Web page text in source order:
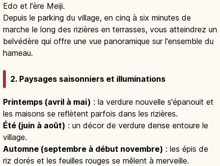
Edo et l'ère Meiji.
Depuis le parking du village, en cinq à six minutes de
marche le long des rizières en terrasses, vous atteindrez un
belvédère qui offre une vue panoramique sur l'ensemble du
hameau.
2. Paysages saisonniers et illuminations
Printemps (avril à mai) : la verdure nouvelle s'épanouit et
les maisons se reflètent parfois dans les rizières.
Été (juin à août) : un décor de verdure dense entoure le
village.
Automne (septembre à début novembre) : les épis de
riz dorés et les feuilles rouges se mêlent à merveille.